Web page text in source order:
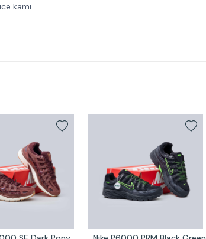
kami.